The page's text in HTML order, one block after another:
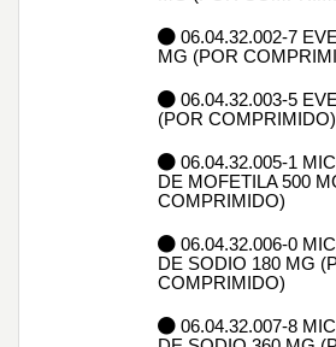
06.04.32.002-7
MG (POR
06.04.32.003-5
(POR COMPRIMIDO)
06.04.32.005-1
DE MOFETILA 500
COMPRIMIDO)
06.04.32.006-0
DE SODIO 180 MG
COMPRIMIDO)
06.04.32.007-8